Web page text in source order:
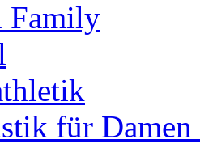
Family
für